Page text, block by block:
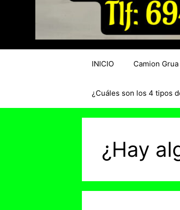
INICIO Camion
¿Cuáles son los 4 tipos
¿Hay